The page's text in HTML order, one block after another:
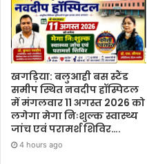
खगड़िया: बलुआही बस स्टैंड
समीप स्थित नवदीप हॉस्पिटल
में मंगलवार 11 अगस्त 2026 को
लगेगा मेगा निःशुल्क स्वास्थ्य
जांच एवं परामर्श शिविर….
4 hours ago